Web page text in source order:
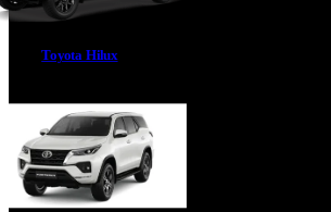
Toyota Hilux